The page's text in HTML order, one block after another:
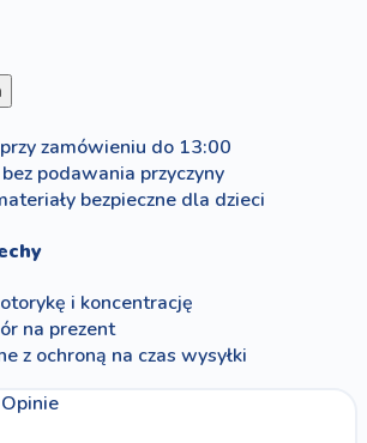
przy zamówieniu do 13:00
podawania przyczyny
bezpieczne dla dzieci
i koncentrację
na prezent
z ochroną na czas wysyłki
Opinie